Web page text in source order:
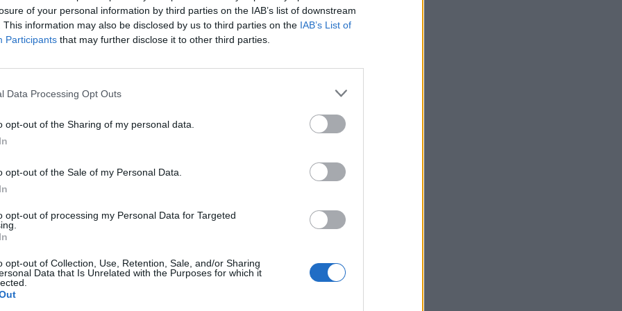
of your personal information by third parties on the IAB’s list of downstream
This information may also be disclosed by us to third parties on the IAB’s List of
Participants that may further disclose it to other third parties.
Data Processing Opt Outs
opt-out of the Sharing of my personal data.
opt-out of the Sale of my Personal Data.
opt-out of processing my Personal Data for Targeted
opt-out of Collection, Use, Retention, Sale, and/or Sharing
Data that Is Unrelated with the Purposes for which it
tájékoztatja a tőkepiac szereplőit, hogy a műszaki tervezési
2003. október 15-től kezdődően - mint vezető állású
János fogja betölteni, aki TITÁSZ Rt. részvénnyel nem
portfolio.hu hírarchívumához tartozik, melynek olvasása előfizetéses
tartalmazza:
cikkarchívum
elmúlt 2 év napon belüli
Előfizetés